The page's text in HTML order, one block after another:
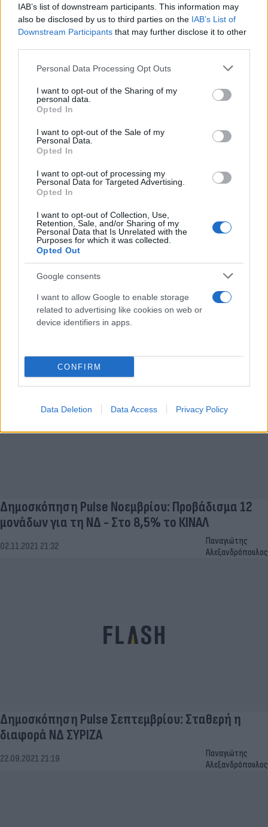
IAB’s list of downstream participants. This information may
also be disclosed by us to third parties on the IAB’s List of
Downstream Participants that may further disclose it to other
Please note that this website/app uses one or more Google
not limited to your visit or usage behaviour. You may click to
grant or deny consent to Google and its third-party tags to
use your data for below specified purposes in below Google
consent section.
Personal Data Processing Opt Outs
I want to opt-out of the Sharing of my
personal data.
Opted In
I want to opt-out of the Sale of my
Personal Data.
Opted In
I want to opt-out of processing my
Personal Data for Targeted Advertising.
Opted In
I want to opt-out of Collection, Use,
Retention, Sale, and/or Sharing of my
Personal Data that Is Unrelated with the
Purposes for which it was collected.
Opted Out
Google consents
I want to allow Google to enable storage
related to advertising like cookies on web or
device identifiers in apps.
CONFIRM
Data Deletion Data Access Privacy Policy
Δημοσκόπηση Pulse Φεβρουαρίου: Αυτή είναι η
διαφορά μεταξύ ΝΔ και ΣΥΡΙΖΑ -Τι φοβούνται οι
28.02.2022 22:23
Παναγιώτης
Δημοσκόπηση Pulse Ιανουαρίου 2021: Τα
ποσοστά των κομμάτων - Δυσαρέσκεια για τη
διαχείριση της κακοκαιρίας
Δημοσκόπηση Pulse Νοεμβρίου: Προβάδισμα 12
μονάδων για τη ΝΔ - Στο 8,5% το ΚΙΝΑΛ
02.11.2021 21:32
Παναγιώτης
Αλεξανδρόπουλος
Δημοσκόπηση Pulse Σεπτεμβρίου: Σταθερή η
διαφορά ΝΔ ΣΥΡΙΖΑ
22.09.2021 21:19
Παναγιώτης
Αλεξανδρόπουλος